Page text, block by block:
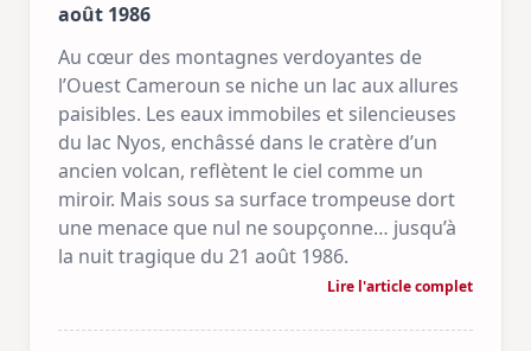
août 1986
Au cœur des montagnes verdoyantes de
l’Ouest Cameroun se niche un lac aux allures
paisibles. Les eaux immobiles et silencieuses
du lac Nyos, enchâssé dans le cratère d’un
ancien volcan, reflètent le ciel comme un
miroir. Mais sous sa surface trompeuse dort
une menace que nul ne soupçonne… jusqu’à
la nuit tragique du 21 août 1986.
Lire l'article complet